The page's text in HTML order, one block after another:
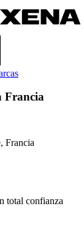
Francia
Francia
total confianza